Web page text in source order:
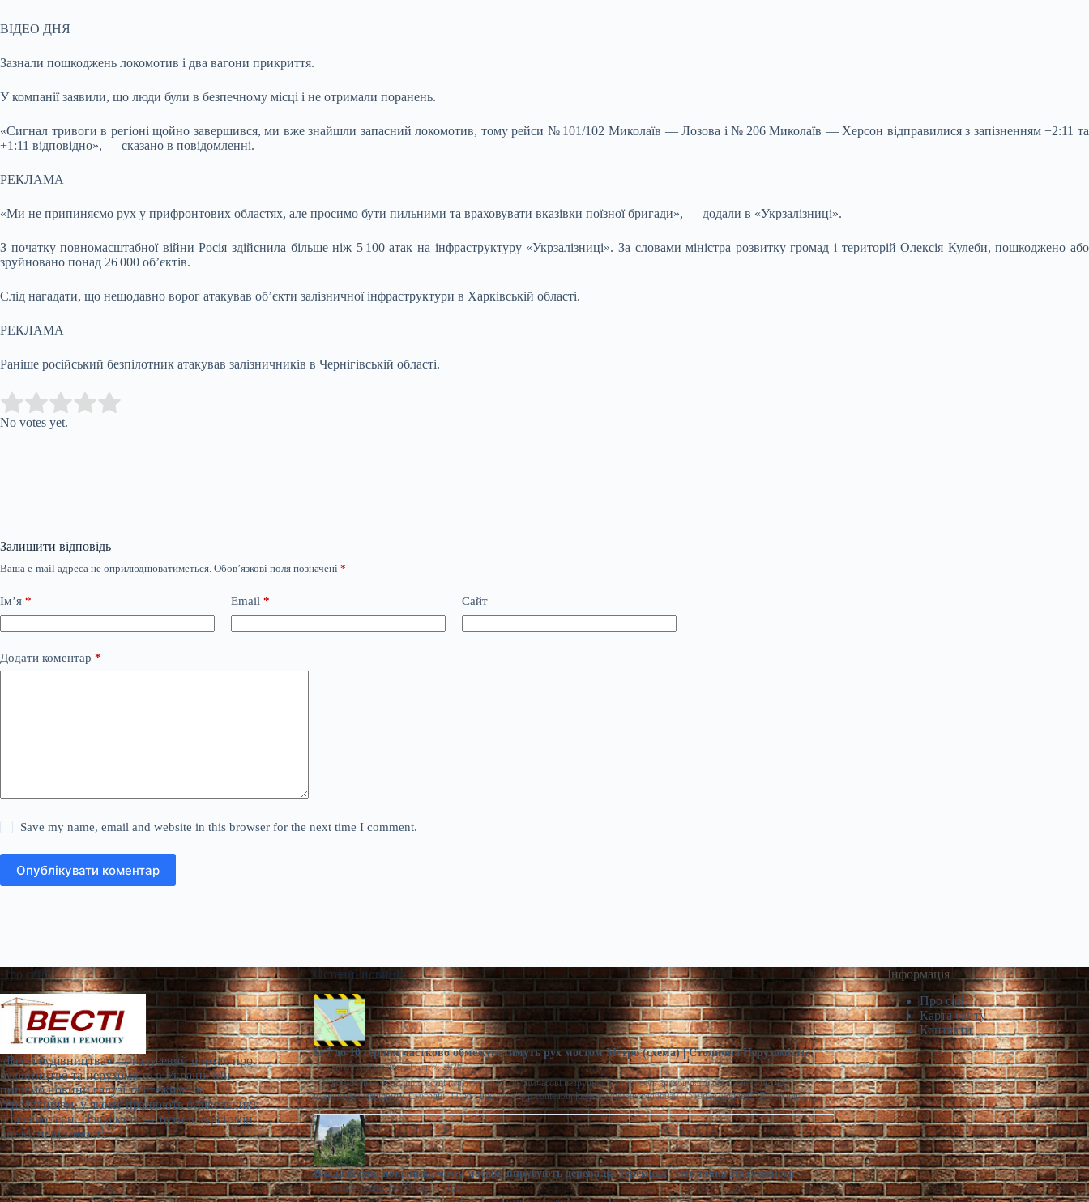
ВІДЕО ДНЯ
Зазнали пошкоджень локомотив і два вагони прикриття.
У компанії заявили, що люди були в безпечному місці і не отримали поранень.
«Сигнал тривоги в регіоні щойно завершився, ми вже знайшли запасний локомотив, тому рейси № 101/102 Миколаїв — Лозова і № 206 Миколаїв — Херсон відправилися з запізненням +2:11 та
+1:11 відповідно», — сказано в повідомленні.
РЕКЛАМА
«Ми не припиняємо рух у прифронтових областях, але просимо бути пильними та враховувати вказівки поїзної бригади», — додали в «Укрзалізниці».
З початку повномасштабної війни Росія здійснила більше ніж 5 100 атак на інфраструктуру «Укрзалізниці». За словами міністра розвитку громад і територій Олексія Кулеби, пошкоджено або
зруйновано понад 26 000 об’єктів.
Слід нагадати, що нещодавно ворог атакував об’єкти залізничної інфраструктури в Харківській області.
РЕКЛАМА
Раніше російський безпілотник атакував залізничників в Чернігівській області.
Rate this item:
No votes yet.
Залишити відповідь
Ваша e-mail адреса не оприлюднюватиметься. Обов’язкові поля позначені *
Ім’я * Email * Сайт
Додати коментар *
Save my name, email and website in this browser for the next time I comment.
Опублікувати коментар
Про сайт
«Весті будівництва» — галузевий портал про
будівництво та нерухомість в Україні. Ми
пишемо новини галузі та стежимо за
середовищем, у якому працюють будівельники
й девелопери. Наша мета — бути в курсі змін
ринку нерухомості.
Останні новини
Із 7 до 10 серпня частково обмежуватимуть рух мостом Метро (схема) | Столична Нерухомість
Ганна Герасименко
Сер 7, 2026
> У комунальному підприємстві перепрошують за тимчасові незручності та просять враховувати обмеження під час
планування маршруту. Сьогодні, 11:56 <img src="/wp-content/uploads/2026/08/bcc4d6b0a071519d2e29ddbed575710b.jpg"…
Влада Києва пояснила, чому масово вирубують дерева на Теремках | Столична Нерухомість
Ганна Герасименко
Сер 7, 2026
Інформація
Про сайт
Карта сайту
Контакти